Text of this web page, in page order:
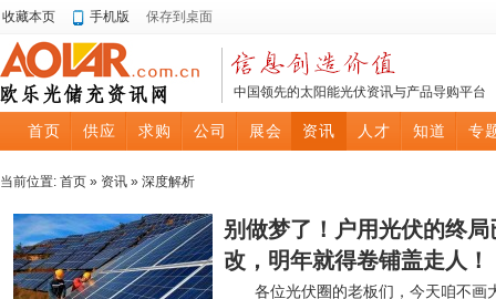
收藏本页 手机版 保存到桌面
中国领先的太阳能光伏资讯与产品导购平台
首页 供应 求购 公司 展会 资讯 人才 知道 专
当前位置: 首页 » 资讯 » 深度解析
别做梦了！户用光伏的终
改，明年就得卷铺盖走人！
各位光伏圈的老板们，今天咱不画